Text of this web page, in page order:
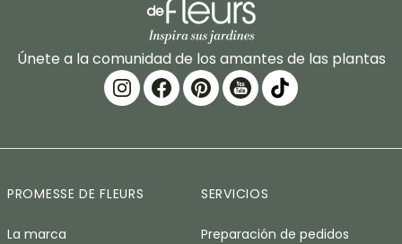
Únete a la comunidad de los amantes de las plantas
PROMESSE DE FLEURS
La marca
SERVICIOS
Preparación de pedidos